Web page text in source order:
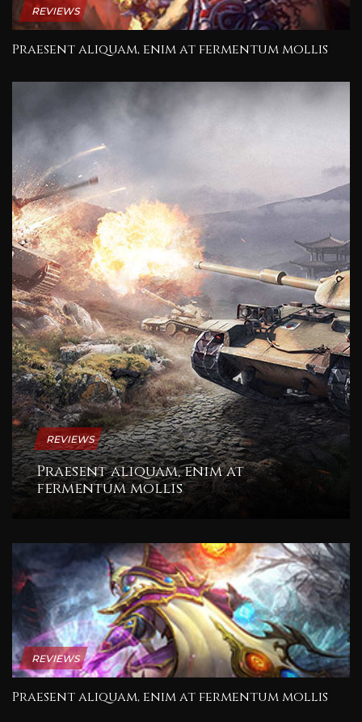
REVIEWS
Praesent aliquam, enim at fermentum mollis
REVIEWS
Praesent aliquam, enim at
fermentum mollis
REVIEWS
Praesent aliquam, enim at fermentum mollis